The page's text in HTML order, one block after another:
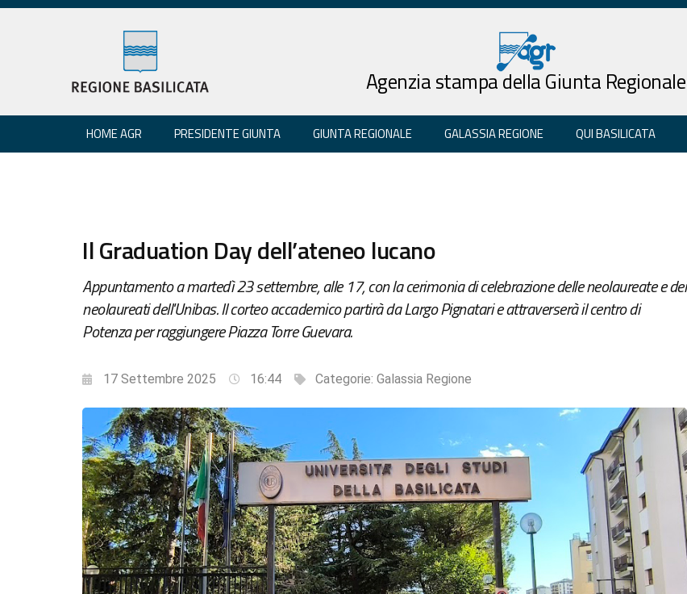
Agenzia stampa della Giunta Regionale
HOME AGR PRESIDENTE GIUNTA GIUNTA REGIONALE GALASSIA REGIONE QUI BASILICATA
Il Graduation Day dell’ateneo lucano
Appuntamento a martedì 23 settembre, alle 17, con la cerimonia di celebrazione delle neolaureate e dei
neolaureati dell'Unibas. Il corteo accademico partirà da Largo Pignatari e attraverserà il centro di
Potenza per raggiungere Piazza Torre Guevara.
17 Settembre 2025 16:44 Categorie: Galassia Regione